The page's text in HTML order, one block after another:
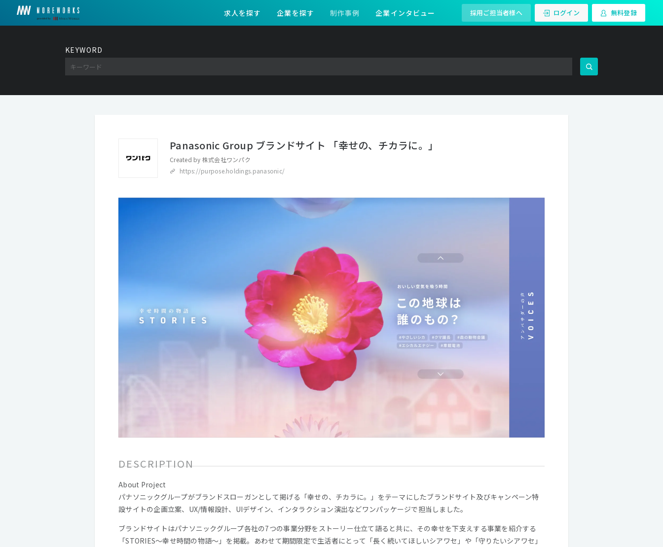
求人を探す 企業を探す 制作事例 企業インタビュー 採用ご担当者様へ ログイン 無料登録
KEYWORD
Panasonic Group ブランドサイト 「幸せの、チカラに。」
Created by 株式会社ワンパク
https://purpose.holdings.panasonic/
DESCRIPTION
About Project
パナソニックグループがブランドスローガンとして掲げる「幸せの、チカラに。」をテーマにしたブランドサイト及びキャンペーン特
設サイトの企画立案、UX/情報設計、UIデザイン、インタラクション演出などワンパッケージで担当しました。
ブランドサイトはパナソニックグループ各社の7つの事業分野をストーリー仕立て語ると共に、その幸せを下支えする事業を紹介する
「STORIES〜幸せ時間の物語〜」を掲載。あわせて期間限定で生活者にとって「長く続いてほしいシアワセ」や「守りたいシアワセ」